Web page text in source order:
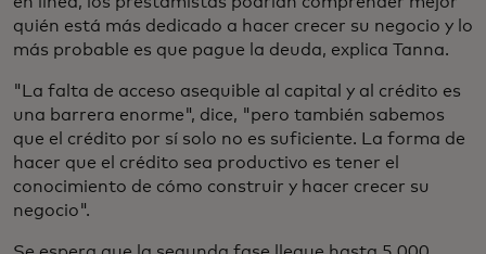
quién está más dedicado a hacer crecer su negocio y lo
más probable es que pague la deuda, explica Tanna.
"La falta de acceso asequible al capital y al crédito es
una barrera enorme", dice, "pero también sabemos
que el crédito por sí solo no es suficiente. La forma de
hacer que el crédito sea productivo es tener el
conocimiento de cómo construir y hacer crecer su
negocio".